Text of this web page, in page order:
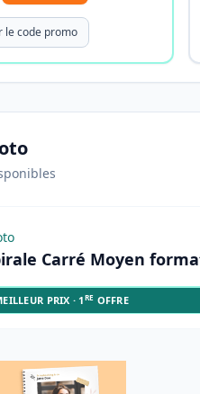
le code promo
Carré Moyen
PRIX · 1RE OFFRE